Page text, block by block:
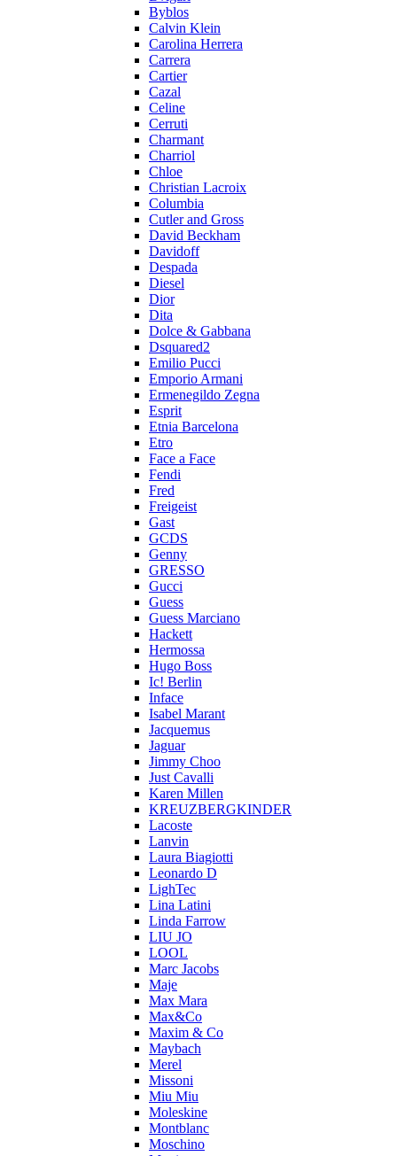
Byblos
Calvin Klein
Carolina Herrera
Carrera
Cartier
Cazal
Celine
Cerruti
Charmant
Charriol
Chloe
Christian Lacroix
Columbia
Cutler and Gross
David Beckham
Davidoff
Despada
Diesel
Dior
Dita
Dolce & Gabbana
Dsquared2
Emilio Pucci
Emporio Armani
Ermenegildo Zegna
Esprit
Etnia Barcelona
Etro
Face a Face
Fendi
Fred
Freigeist
Gast
GCDS
Genny
GRESSO
Gucci
Guess
Guess Marciano
Hackett
Hermossa
Hugo Boss
Ic! Berlin
Inface
Isabel Marant
Jacquemus
Jaguar
Jimmy Choo
Just Cavalli
Karen Millen
KREUZBERGKINDER
Lacoste
Lanvin
Laura Biagiotti
Leonardo D
LighTec
Lina Latini
Linda Farrow
LIU JO
LOOL
Marc Jacobs
Maje
Max Mara
Max&Co
Maxim & Co
Maybach
Merel
Missoni
Miu Miu
Moleskine
Montblanc
Moschino